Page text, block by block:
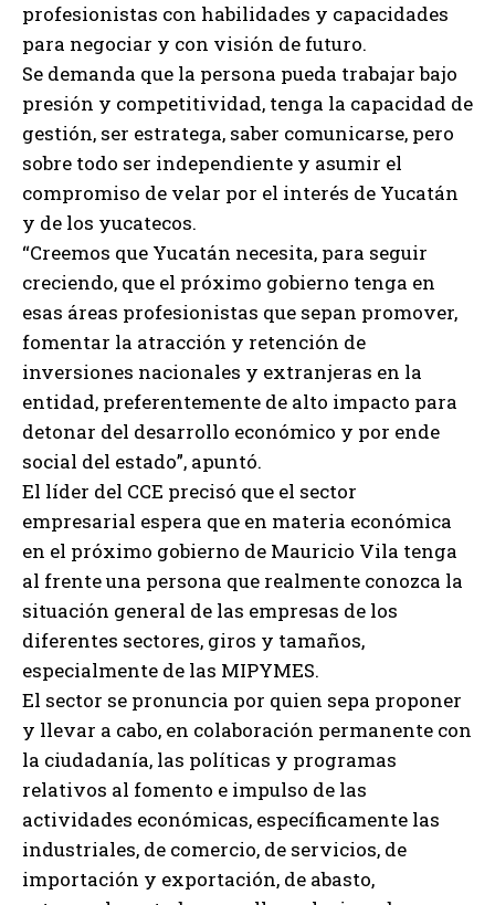
profesionistas con habilidades y capacidades
para negociar y con visión de futuro.
Se demanda que la persona pueda trabajar bajo
presión y competitividad, tenga la capacidad de
gestión, ser estratega, saber comunicarse, pero
sobre todo ser independiente y asumir el
compromiso de velar por el interés de Yucatán
y de los yucatecos.
“Creemos que Yucatán necesita, para seguir
creciendo, que el próximo gobierno tenga en
esas áreas profesionistas que sepan promover,
fomentar la atracción y retención de
inversiones nacionales y extranjeras en la
entidad, preferentemente de alto impacto para
detonar del desarrollo económico y por ende
social del estado”, apuntó.
El líder del CCE precisó que el sector
empresarial espera que en materia económica
en el próximo gobierno de Mauricio Vila tenga
al frente una persona que realmente conozca la
situación general de las empresas de los
diferentes sectores, giros y tamaños,
especialmente de las MIPYMES.
El sector se pronuncia por quien sepa proponer
y llevar a cabo, en colaboración permanente con
la ciudadanía, las políticas y programas
relativos al fomento e impulso de las
actividades económicas, específicamente las
industriales, de comercio, de servicios, de
importación y exportación, de abasto,